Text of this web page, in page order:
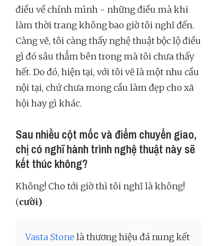
điều về chính mình - những điều mà khi
làm thời trang không bao giờ tôi nghĩ đến.
Càng vẽ, tôi càng thấy nghệ thuật bộc lộ điều
gì đó sâu thẳm bên trong mà tôi chưa thấy
hết. Do đó, hiện tại, với tôi vẽ là một nhu cầu
nội tại, chứ chưa mong cầu làm đẹp cho xã
hội hay gì khác.
Sau nhiều cột mốc và điểm chuyển giao,
chị có nghĩ hành trình nghệ thuật này sẽ
kết thúc không?
Không! Cho tới giờ thì tôi nghĩ là không!
(cười)
Vasta Stone là thương hiệu đá nung kết